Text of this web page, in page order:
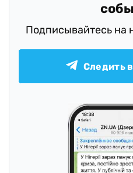
Подписывайтесь на
Следить